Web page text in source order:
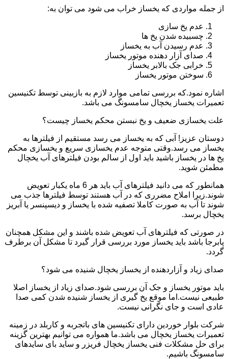
از جمله مواردی که یخساز خراب می شود می توان به:
عدم یخ سازی
چسبیده شدن یخ ها
عدم رسیدن آب به یخساز
صدای آزار دهنده موتور یخساز
خرابی جک بالابر یخساز
سوختن موتور یخساز
اشاره نمود.که بررسی تمامی موارد لازم به بازبینی توسط تکنیسین
تعمیرات یخساز یخچال سامسونگ می باشد.
علت یخسازی ضعیف و یخ نبستن محکم یخساز چیست؟
دوستان عزیز! آبی که به یخساز می رسد مستقیم از فیلترها به
یخساز می رسد.وقتی متوجه عدم یخسازی سریع و یخسازی محکم
یخ ها در یخساز باشید باید اول از سالم بودن فیلترهای آب یخچال
مطمئن شوید.
همانطور که می دانید فیلترهای آب باید هر 6 ماه یکبار تعویض
شوند.زیرا املاح مضرری که در آب هستند توسط فیلترها جذب می
شوند تا آب به صورت کاملا تصفیه شده با یخساز و دیسپنسر یا آبریز
یخچال برسد.
در صورتی که فیلترهای آب تعویض شده باشند و این مشکل همچنان
پابرجا باشد باید یخساز مورد بررسی قرار گیرد تا مشکل آن برطرف
گردد.
صدای زیاد و آزاردهنده از یخساز یخچال شنیده می شود؟
باید موتور یخساز و جک آن بررسی شود.صدای زیاد از یخساز اصلا
طبیعی نیست.اما موقع یخ گیری از یخساز شنیده شدن کمی صدا
عادی است و جای نگرانی نیست.
شرکت بلوار خوردین دارای تکنیسین های باتجربه و کاربلد در زمینه
تعمیرات یخساز یخچال می باشد.ما همواره می توانیم بهترین گزینه
برای حل مشکلات فنی یخساز یخچال فریزر و ساید بای سایدهای
سامسونگ باشیم.